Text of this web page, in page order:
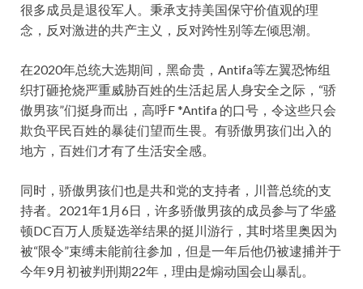
很多成员是退役军人。秉承支持美国保守价值观的理
念，反对激进的共产主义，反对跨性别等左倾思潮。
在2020年总统大选期间，黑命贵，Antifa等左翼恐怖组
织打砸抢烧严重威胁百姓的生活起居人身安全之际，“骄
傲男孩”们挺身而出，高呼F *Antifa 的口号，令这些只会
欺负平民百姓的暴徒们望而生畏。有骄傲男孩们出入的
地方，百姓们才有了生活安全感。
同时，骄傲男孩们也是共和党的支持者，川普总统的支
持者。2021年1月6日，许多骄傲男孩的成员参与了华盛
顿DC百万人质疑选举结果的挺川游行，其时塔里奥因为
被“限令”束缚未能前往参加，但是一年后他仍被逮捕并于
今年9月初被判刑期22年，理由是煽动国会山暴乱。